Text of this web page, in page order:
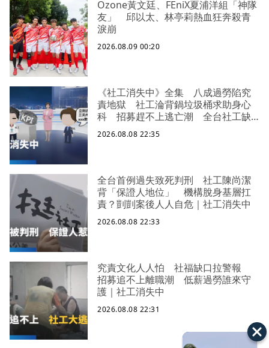
Ozone黃文廷、FEniX夏浦洋組「神隊
友」 邱以太、林亭莉熱血狂奔殺青
淚崩
2026.08.09 00:20
《社工消失中》全集 八成過勞陷究
責地獄 社工淪背鍋垃圾桶求助身心
科 招募趕不上逃亡潮 全台社工缺
口警報 揭薪資回捐黑幕 血汗錢遭
剝削
2026.08.08 22:35
全台首例過失致死判刑 社工陳尚潔
背「保證人地位」 機構脫身基層扛
責？剴剴案後人人自危｜社工消失中
2026.08.08 22:33
究責文化人人怕 社福缺口拉警報
招募追不上離職潮 低薪過勞誰來守
護｜社工消失中
2026.08.08 22:31